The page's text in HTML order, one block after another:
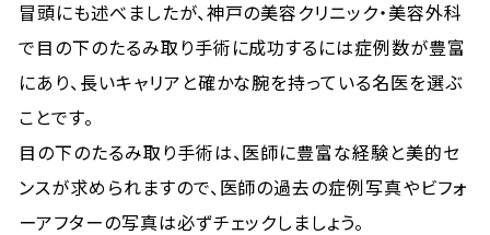
冒頭にも述べましたが、神戸の美容クリニック・美容外科
で目の下のたるみ取り手術に成功するには症例数が豊富
にあり、長いキャリアと確かな腕を持っている名医を選ぶ
ことです。
目の下のたるみ取り手術は、医師に豊富な経験と美的セ
ンスが求められますので、医師の過去の症例写真やビフォ
ーアフターの写真は必ずチェックしましょう。